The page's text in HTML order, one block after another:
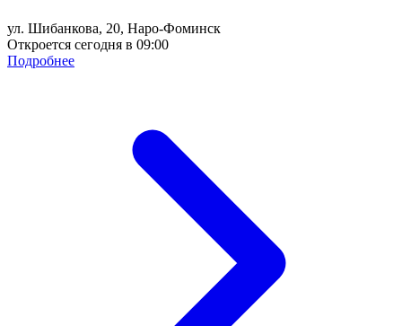
ул. Шибанкова, 20, Наро-Фоминск
Откроется сегодня в 09:00
Подробнее